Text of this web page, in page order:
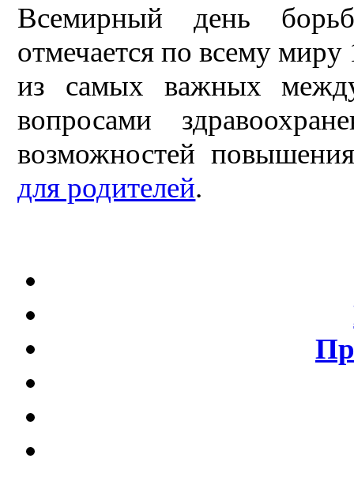
Всемирный день
отмечается по всему
из самых важных
вопросами
возможностей
для родителей.